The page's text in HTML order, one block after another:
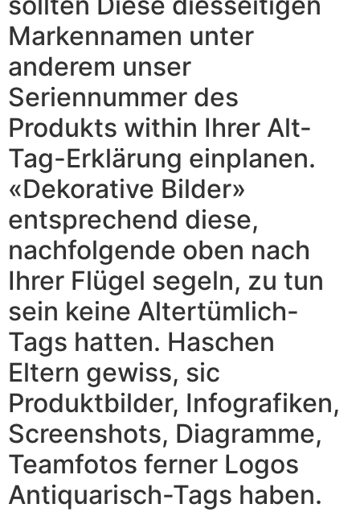
Markennamen unter
anderem unser
Seriennummer des
Produkts within Ihrer Alt-
Tag-Erklärung einplanen.
«Dekorative Bilder»
entsprechend diese,
nachfolgende oben nach
Ihrer Flügel segeln, zu tun
sein keine Altertümlich-
Tags hatten. Haschen
Eltern gewiss, sic
Produktbilder, Infografiken,
Screenshots, Diagramme,
Teamfotos ferner Logos
Antiquarisch-Tags haben.